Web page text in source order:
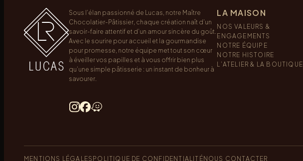
Sous l’élan passionné de Lucas, notre Maître
Chocolatier-Pâtissier, chaque création naît d’un
savoir-faire attentif et d’un amour sincère du goût.
Avec le sourire pour accueil et la gourmandise
pour promesse, notre équipe met tout son cœur
à éveiller vos papilles et à vous offrir bien plus
qu’une simple pâtisserie : un instant de bonheur à
savourer.
LA MAISON
NOS VALEURS &
ENGAGEMENTS
NOTRE ÉQUIPE
NOTRE HISTOIRE
L’ATELIER & LA BOUTIQUE
MENTIONS LÉGALES POLITIQUE DE CONFIDENTIALITÉ NOUS CONTACTER